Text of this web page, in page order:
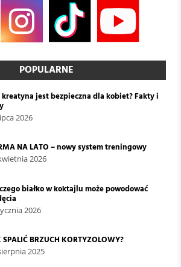
POPULARNE
kreatyna jest bezpieczna dla kobiet? Fakty i
2026
NA LATO – nowy system treningowy
2026
białko w koktajlu może powodować
2026
SPALIĆ BRZUCH KORTYZOLOWY?
2025